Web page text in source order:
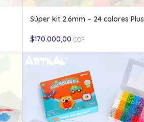
Súper kit 2.6mm – 24 colores Plus
$170.000,00 COP